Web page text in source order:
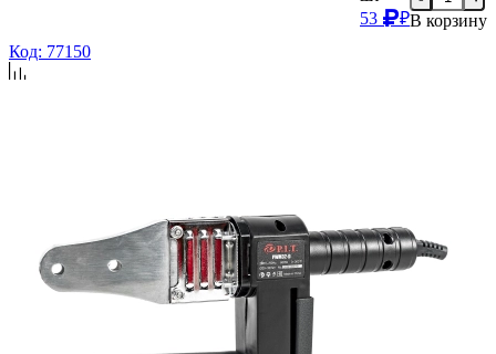
53
₽В корзину
Код: 77150